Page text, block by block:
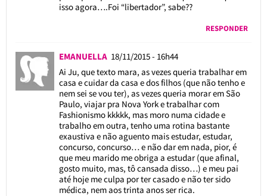
isso agora….Foi “libertador”, sabe??
RESPONDER
EMANUELLA 18/11/2015 - 16h44
Ai Ju, que texto mara, as vezes queria trabalhar em
casa e cuidar da casa e dos filhos (que não tenho e
nem sei se vou ter), as vezes queria morar em São
Paulo, viajar pra Nova York e trabalhar com
Fashionismo kkkkk, mas moro numa cidade e
trabalho em outra, tenho uma rotina bastante
exaustiva e não aguento mais estudar, estudar,
concurso, concurso… e não dar em nada, pior, é
que meu marido me obriga a estudar (que afinal,
gosto muito, mas, tô cansada disso…) e meu pai
até hoje me culpa por ter casado e não ter sido
médica, nem aos trinta anos ser rica.